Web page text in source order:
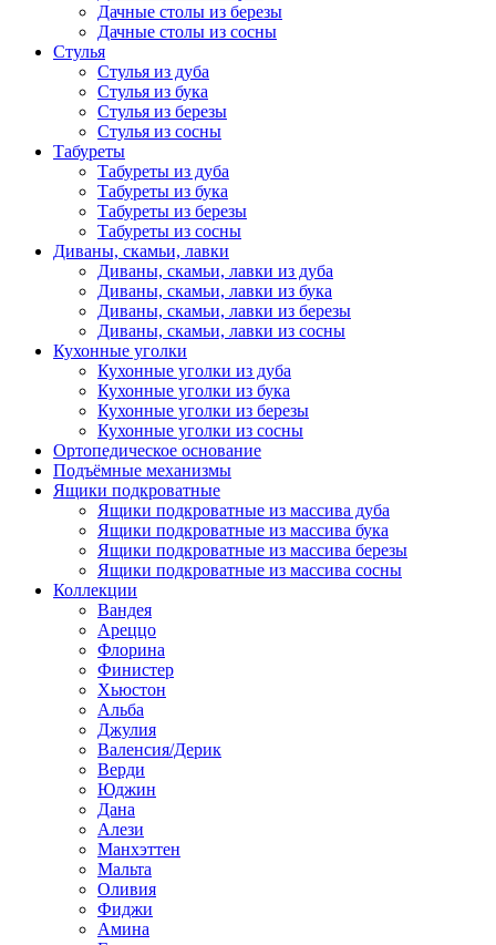
Дачные столы из березы
Дачные столы из сосны
Стулья
Стулья из дуба
Стулья из бука
Стулья из березы
Стулья из сосны
Табуреты
Табуреты из дуба
Табуреты из бука
Табуреты из березы
Табуреты из сосны
Диваны, скамьи, лавки
Диваны, скамьи, лавки из дуба
Диваны, скамьи, лавки из бука
Диваны, скамьи, лавки из березы
Диваны, скамьи, лавки из сосны
Кухонные уголки
Кухонные уголки из дуба
Кухонные уголки из бука
Кухонные уголки из березы
Кухонные уголки из сосны
Ортопедическое основание
Подъёмные механизмы
Ящики подкроватные
Ящики подкроватные из массива дуба
Ящики подкроватные из массива бука
Ящики подкроватные из массива березы
Ящики подкроватные из массива сосны
Коллекции
Вандея
Ареццо
Флорина
Финистер
Хьюстон
Альба
Джулия
Валенсия/Дерик
Верди
Юджин
Дана
Алези
Манхэттен
Мальта
Оливия
Фиджи
Амина